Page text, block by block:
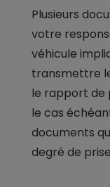
Plusieurs
votre
véhicule
transmettre
le rapport de
le cas
documents
degré de